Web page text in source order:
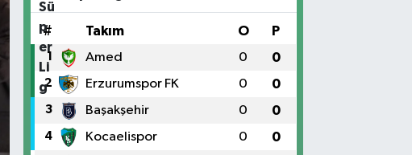
# Takım O P
1 Amed 0 0
2 Erzurumspor FK 0 0
3 Başakşehir 0 0
4 Kocaelispor 0 0